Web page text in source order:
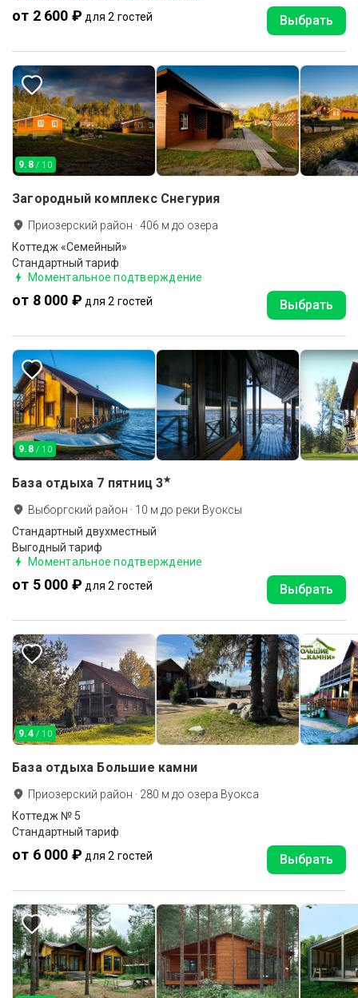
от 2 600 ₽ для 2 гостей Выбрать
9.8 / 10
Загородный комплекс Снегурия
Приозерский район ·406 м до озера
Коттедж «Семейный»
Стандартный тариф
Моментальное подтверждение
от 8 000 ₽ для 2 гостей Выбрать
9.8 / 10
База отдыха 7 пятниц 3★
Выборгский район · 10 м до реки Вуоксы
Стандартный двухместный
Выгодный тариф
Моментальное подтверждение
от 5 000 ₽ для 2 гостей Выбрать
9.4 / 10
База отдыха Большие камни
Приозерский район · 280 м до озера Вуокса
Коттедж № 5
Стандартный тариф
от 6 000 ₽ для 2 гостей Выбрать